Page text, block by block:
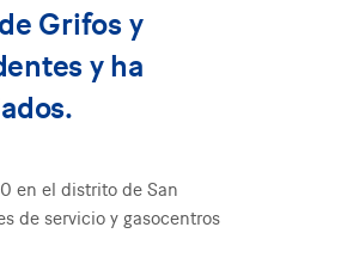
Grifos y
y ha
en el distrito de San
de servicio y gasocentros